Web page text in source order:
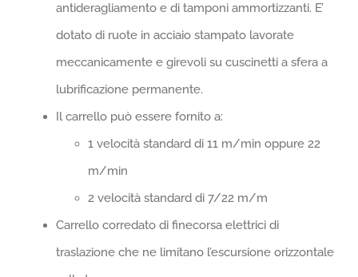
antideragliamento e di tamponi ammortizzanti. E’
dotato di ruote in acciaio stampato lavorate
meccanicamente e girevoli su cuscinetti a sfera a
lubrificazione permanente.
Il carrello può essere fornito a:
1 velocità standard di 11 m/min oppure 22
m/min
2 velocità standard di 7/22 m/m
Carrello corredato di finecorsa elettrici di
traslazione che ne limitano l’escursione orizzontale